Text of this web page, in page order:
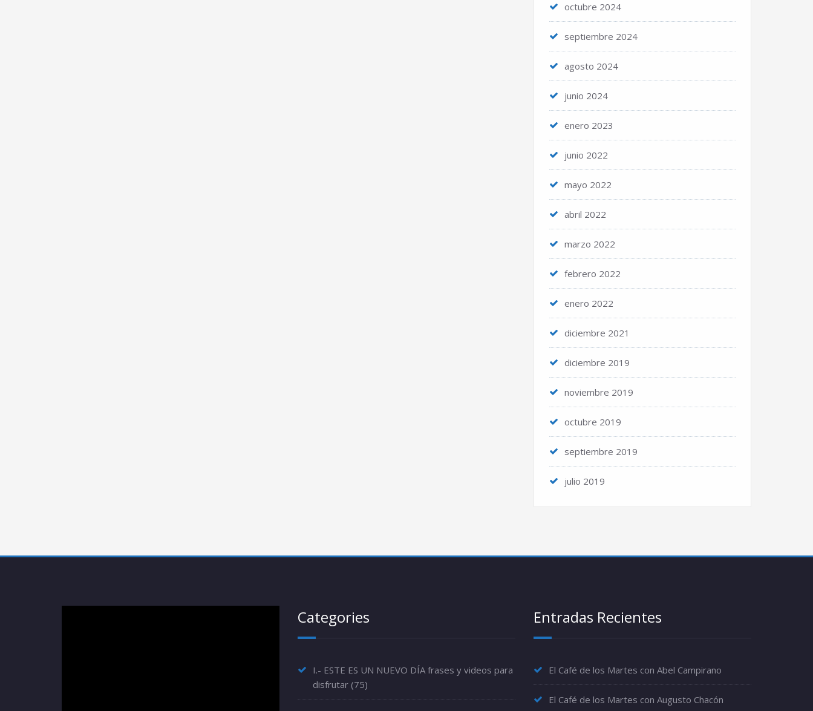
octubre 2024
septiembre 2024
agosto 2024
junio 2024
enero 2023
junio 2022
mayo 2022
abril 2022
marzo 2022
febrero 2022
enero 2022
diciembre 2021
diciembre 2019
noviembre 2019
octubre 2019
septiembre 2019
julio 2019
Categories
I.- ESTE ES UN NUEVO DÍA frases y videos para
disfrutar (75)
Entradas Recientes
El Café de los Martes con Abel Campirano
El Café de los Martes con Augusto Chacón